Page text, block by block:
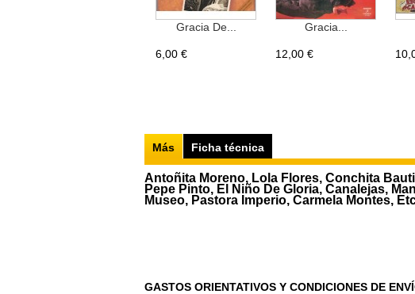
Gracia De...
6,00 €
Gracia...
12,00 €
Más Ficha técnica
Antoñita Moreno, Lola Flores, Conchita
Pepe Pinto, El Niño De Gloria, Canalejas,
Museo, Pastora Imperio, Carmela Montes,
GASTOS ORIENTATIVOS Y CONDICIONES DE